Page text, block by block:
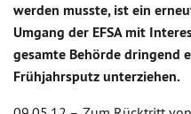
werden musste, ist ein
Umgang der EFSA mit
gesamte Behörde dringend
Frühjahrsputz unterziehen.